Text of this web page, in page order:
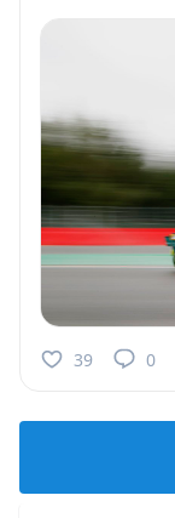
39 0